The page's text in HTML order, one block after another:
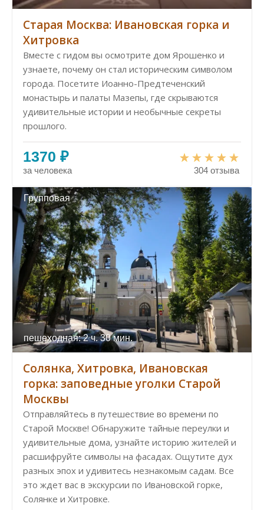
Старая Москва: Ивановская горка и
Хитровка
Вместе с гидом вы осмотрите дом Ярошенко и
узнаете, почему он стал историческим символом
города. Посетите Иоанно-Предтеченский
монастырь и палаты Мазепы, где скрываются
удивительные истории и необычные секреты
прошлого.
1370 ₽
за человека 304 отзыва
Групповая
пешеходная: 2 ч. 30 мин.
Солянка, Хитровка, Ивановская
горка: заповедные уголки Старой
Москвы
Отправляйтесь в путешествие во времени по
Старой Москве! Обнаружите тайные переулки и
удивительные дома, узнайте историю жителей и
расшифруйте символы на фасадах. Ощутите дух
разных эпох и удивитесь незнакомым садам. Все
это ждет вас в экскурсии по Ивановской горке,
Солянке и Хитровке.